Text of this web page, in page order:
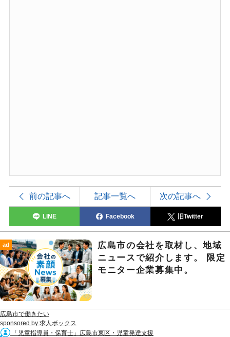
前の記事へ 記事一覧へ 次の記事へ
LINE Facebook 旧Twitter
ad
広島市の会社を取材し、地域
ニュースで紹介します。 限定
モニター企業募集中。
広島市で働きたい
sponsored by 求人ボックス
「児童指導員・保育士」広島市東区・児童発達支援